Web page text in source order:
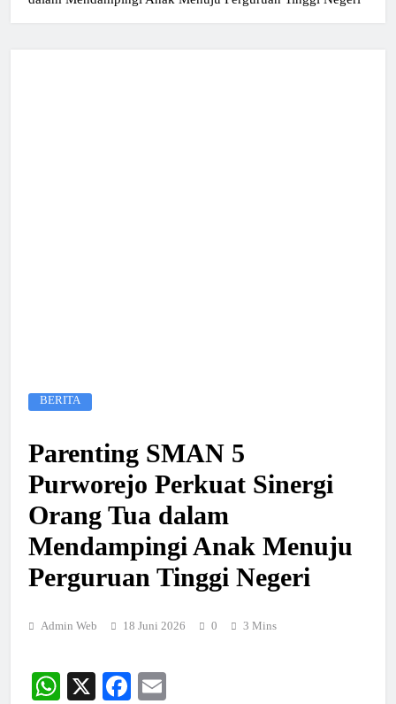
BERITA
Parenting SMAN 5
Purworejo Perkuat Sinergi
Orang Tua dalam
Mendampingi Anak Menuju
Perguruan Tinggi Negeri
Admin Web 18 Juni 2026 0 3 Mins
WhatsApp
X Facebook